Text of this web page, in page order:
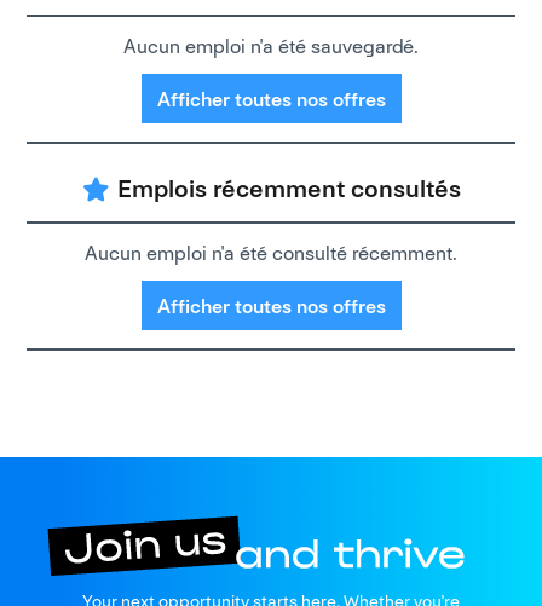
Aucun emploi n'a été sauvegardé.
Afficher toutes nos offres
Emplois récemment consultés
Aucun emploi n'a été consulté récemment.
Afficher toutes nos offres